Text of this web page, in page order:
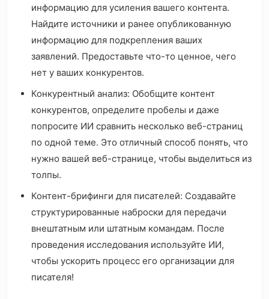
информацию для усиления вашего контента.
Найдите источники и ранее опубликованную
информацию для подкрепления ваших
заявлений. Предоставьте что-то ценное, чего
нет у ваших конкурентов.
Конкурентный анализ: Обобщите контент
конкурентов, определите пробелы и даже
попросите ИИ сравнить несколько веб-страниц
по одной теме. Это отличный способ понять, что
нужно вашей веб-странице, чтобы выделиться из
толпы.
Контент-брифинги для писателей: Создавайте
структурированные наброски для передачи
внештатным или штатным командам. После
проведения исследования используйте ИИ,
чтобы ускорить процесс его организации для
писателя!